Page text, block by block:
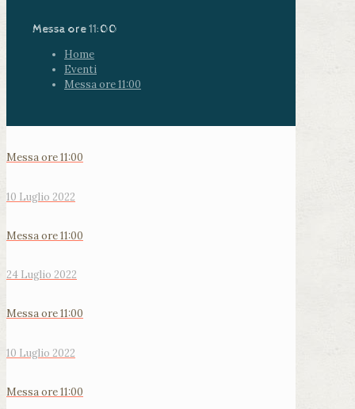
Messa ore 11:00
Home
Eventi
Messa ore 11:00
Messa ore 11:00
10 Luglio 2022
Messa ore 11:00
24 Luglio 2022
Messa ore 11:00
10 Luglio 2022
Messa ore 11:00